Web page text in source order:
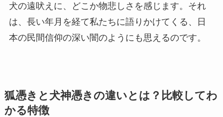
犬の遠吠えに、どこか物悲しさを感じます。それ
は、長い年月を経て私たちに語りかけてくる、日
本の民間信仰の深い闇のようにも思えるのです。
狐憑きと犬神憑きの違いとは？比較してわ
かる特徴